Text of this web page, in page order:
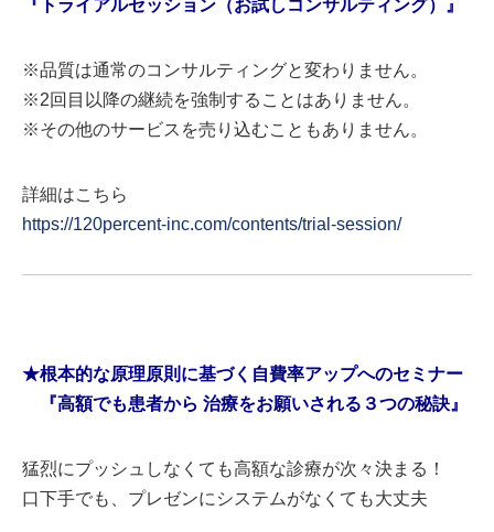
『トライアルセッション（お試しコンサルティング）』
※品質は通常のコンサルティングと変わりません。
※2回目以降の継続を強制することはありません。
※その他のサービスを売り込むこともありません。
詳細はこちら
https://120percent-inc.com/contents/trial-session/
★根本的な原理原則に基づく自費率アップへのセミナー
『高額でも患者から 治療をお願いされる３つの秘訣』
猛烈にプッシュしなくても高額な診療が次々決まる！
口下手でも、プレゼンにシステムがなくても大丈夫